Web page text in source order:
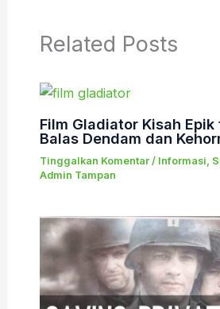
Related Posts
Film Gladiator Kisah
Balas Dendam dan
Tinggalkan Komentar / Informasi,
Admin Tampan